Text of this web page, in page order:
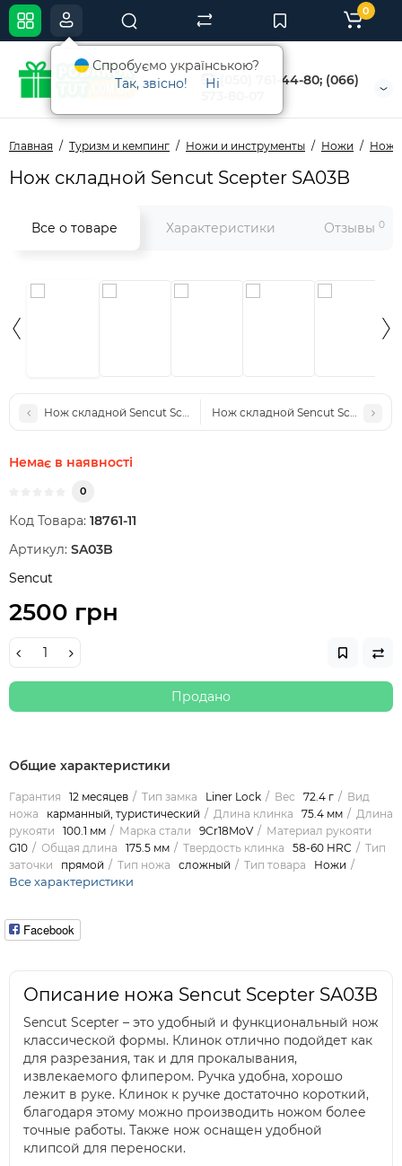
(050) 761-44-80; (066)
0
Главная Туризм и кемпинг Ножи и инструменты Ножи Ножи
Нож складной Sencut Scepter SA03B
Все о товаре Характеристики Отзывы 0
Нож складной Sencut Scepter SA03GНож складной Sencut Scepter
Немає в наявності
0
Код Товара: 18761-11
Артикул: SA03B
Sencut
2500 грн
Продано
Общие характеристики
Гарантия 12 месяцев Тип замка Liner Lock Вес 72.4 г
Вид
ножа
карманный, туристический Длина клинка 75.4 мм
Длина
рукояти
100.1 мм Марка стали 9Cr18MoV
Материал рукояти
G10
Общая длина 175.5 мм Твердость клинка 58-60 HRC
Тип
заточки
прямой Тип ножа сложный Тип товара Ножи
Все характеристики
Facebook
Описание ножа Sencut Scepter SA03B
Sencut Scepter – это удобный и функциональный нож
классической формы. Клинок отлично подойдет как
для разрезания, так и для прокалывания,
извлекаемого флипером. Ручка удобна, хорошо
лежит в руке. Клинок к ручке достаточно короткий,
благодаря этому можно производить ножом более
точные работы. Также нож оснащен удобной
клипсой для переноски.
Спробуємо українською?
Так, звісно!
Ні